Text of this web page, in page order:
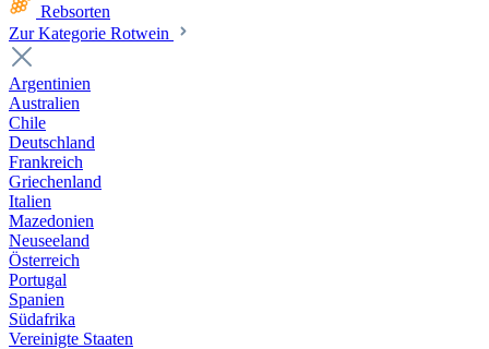
Rebsorten
Zur Kategorie Rotwein
Argentinien
Australien
Chile
Deutschland
Frankreich
Griechenland
Italien
Mazedonien
Neuseeland
Österreich
Portugal
Spanien
Südafrika
Vereinigte Staaten